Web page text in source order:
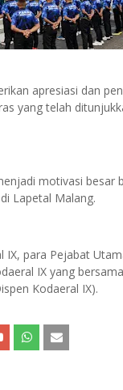
apresiasi dan
yang telah
motivasi besar
Lapetal Malang.
para Pejabat
IX yang
Kodaeral IX).